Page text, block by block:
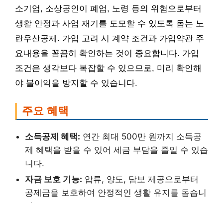
소기업, 소상공인이 폐업, 노령 등의 위험으로부터
생활 안정과 사업 재기를 도모할 수 있도록 돕는 노
란우산공제. 가입 고려 시 계약 조건과 가입약관 주
요내용을 꼼꼼히 확인하는 것이 중요합니다. 가입
조건은 생각보다 복잡할 수 있으므로, 미리 확인해
야 불이익을 방지할 수 있습니다.
주요 혜택
소득공제 혜택: 연간 최대 500만 원까지 소득공
제 혜택을 받을 수 있어 세금 부담을 줄일 수 있습
니다.
자금 보호 기능: 압류, 양도, 담보 제공으로부터
공제금을 보호하여 안정적인 생활 유지를 돕습니